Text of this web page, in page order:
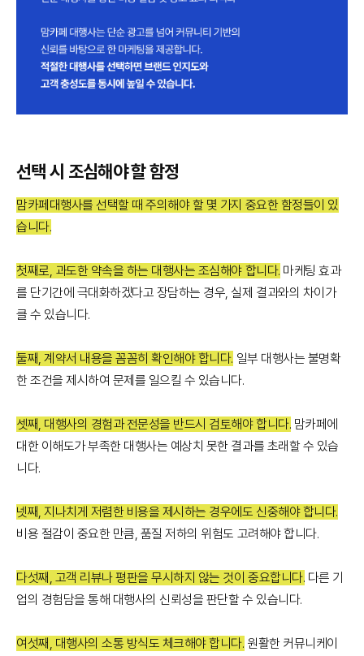
선택 시 조심해야 할 함정
맘카페대행사를 선택할 때 주의해야 할 몇 가지 중요한 함정들이 있
습니다.
첫째로, 과도한 약속을 하는 대행사는 조심해야 합니다. 마케팅 효과
를 단기간에 극대화하겠다고 장담하는 경우, 실제 결과와의 차이가
클 수 있습니다.
둘째, 계약서 내용을 꼼꼼히 확인해야 합니다. 일부 대행사는 불명확
한 조건을 제시하여 문제를 일으킬 수 있습니다.
셋째, 대행사의 경험과 전문성을 반드시 검토해야 합니다. 맘카페에
대한 이해도가 부족한 대행사는 예상치 못한 결과를 초래할 수 있습
니다.
넷째, 지나치게 저렴한 비용을 제시하는 경우에도 신중해야 합니다.
비용 절감이 중요한 만큼, 품질 저하의 위험도 고려해야 합니다.
다섯째, 고객 리뷰나 평판을 무시하지 않는 것이 중요합니다. 다른 기
업의 경험담을 통해 대행사의 신뢰성을 판단할 수 있습니다.
여섯째, 대행사의 소통 방식도 체크해야 합니다. 원활한 커뮤니케이